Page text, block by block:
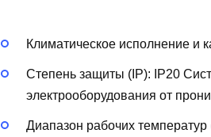
Климатическое исполнение и
Степень защиты (IP): IP20
электрооборудования от
Диапазон рабочих температур